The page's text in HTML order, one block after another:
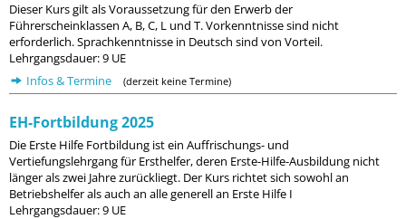
Dieser Kurs gilt als Voraussetzung für den Erwerb der
Führerscheinklassen A, B, C, L und T. Vorkenntnisse sind nicht
erforderlich. Sprachkenntnisse in Deutsch sind von Vorteil.
Lehrgangsdauer: 9 UE
Infos & Termine
(derzeit keine Termine)
EH-Fortbildung 2025
Die Erste Hilfe Fortbildung ist ein Auffrischungs- und
Vertiefungslehrgang für Ersthelfer, deren Erste-Hilfe-Ausbildung nicht
länger als zwei Jahre zurückliegt. Der Kurs richtet sich sowohl an
Betriebshelfer als auch an alle generell an Erste Hilfe I
Lehrgangsdauer: 9 UE